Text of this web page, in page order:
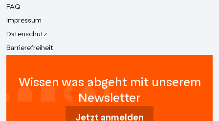
FAQ
Impressum
Datenschutz
Barrierefreiheit
Wissen was abgeht mit unserem
Newsletter
Jetzt anmelden